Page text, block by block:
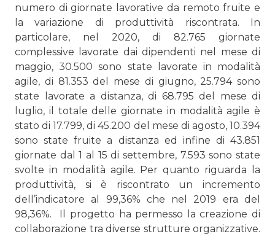
numero di giornate lavorative da remoto fruite e
la varia­zione di produttività riscontrata. In
particolare, nel 2020, di 82.765 giornate
complessive lavorate dai dipendenti nel mese di
maggio, 30.500 sono state lavorate in modalità
agile, di 81.353 del mese di giugno, 25.794 sono
state lavorate a distanza, di 68.795 del mese di
luglio, il totale delle giorna­te in modalità agile è
stato di 17.799, di 45.200 del mese di agosto, 10.394
sono state fruite a distanza ed infine di 43.851
giornate dal 1 al 15 di settembre, 7.593 sono state
svolte in modalità agile. Per quanto riguarda la
produttività, si è riscontrato un incremento
dell’indicatore al 99,36% che nel 2019 era del
98,36%. Il progetto ha permesso la creazione di
collaborazione tra diverse strutture organizzative.